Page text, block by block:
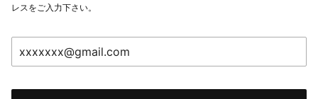
レスをご入力下さい。